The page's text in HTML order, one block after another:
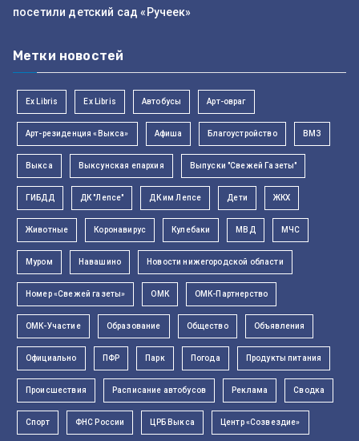
посетили детский сад «Ручеек»
Метки новостей
Ex Libris Ex Libris Автобусы Арт-овраг
Арт-резиденция «Выкса» Афиша Благоустройство ВМЗ
Выкса Выксунская епархия Выпуски "Свежей Газеты"
ГИБДД ДК "Лепсе" ДК им Лепсе Дети ЖКХ
Животные Коронавирус Кулебаки МВД МЧС
Муром Навашино Новости нижегородской области
Номер «Свежей газеты» ОМК ОМК-Партнерство
ОМК-Участие Образование Общество Объявления
Официально ПФР Парк Погода Продукты питания
Происшествия Расписание автобусов Реклама Сводка
Спорт ФНС России ЦРБ Выкса Центр «Созвездие»